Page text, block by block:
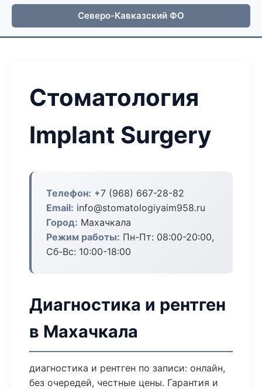
Северо-Кавказский ФО
Стоматология
Implant Surgery
Телефон: +7 (968) 667-28-82
Email: info@stomatologiyaim958.ru
Город: Махачкала
Режим работы: Пн-Пт: 08:00-20:00,
Сб-Вс: 10:00-18:00
Диагностика и рентген
в Махачкала
диагностика и рентген по записи: онлайн,
без очередей, честные цены. Гарантия и